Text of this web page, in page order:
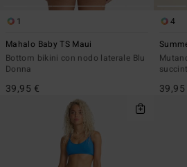
1
Mahalo Baby TS Maui
Bottom bikini con nodo laterale Blu
Donna
39,95 €
4
39,95